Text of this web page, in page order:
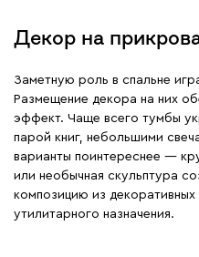
Декор на
Заметную роль в спальне
Размещение декора на них
эффект. Чаще всего тумбы
парой книг, небольшими
варианты поинтереснее —
или необычная скульптура
композицию из
утилитарного назначения.